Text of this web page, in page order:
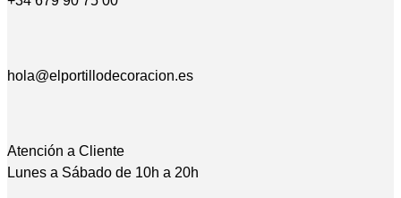
hola@elportillodecoracion.es
Atención a Cliente
Lunes a Sábado de 10h a 20h